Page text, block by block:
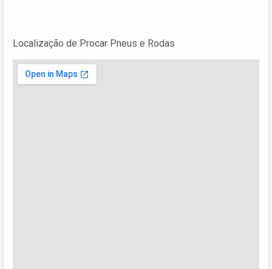
Localização de Procar Pneus e Rodas